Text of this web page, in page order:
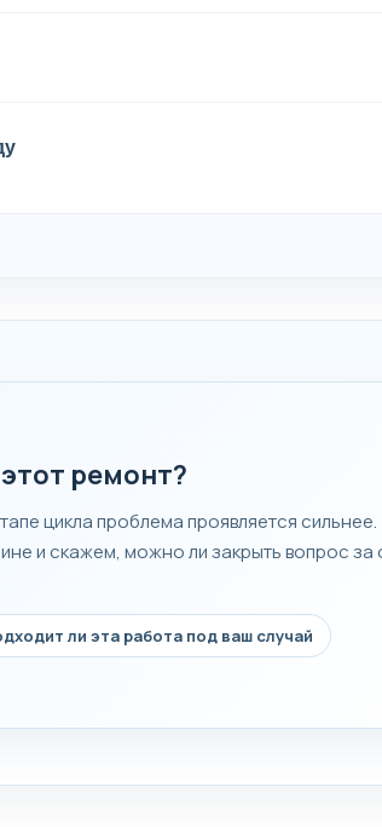
ремонт?
цикла проблема проявляется сильнее.
и скажем, можно ли закрыть вопрос за
ли эта работа под ваш случай